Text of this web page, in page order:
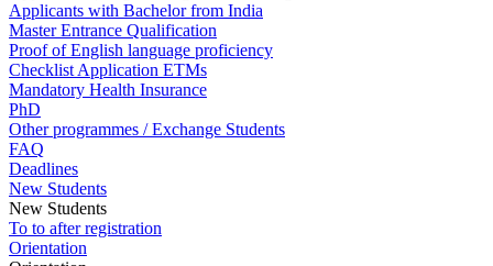
Applicants with Bachelor from India
Master Entrance Qualification
Proof of English language proficiency
Checklist Application ETMs
Mandatory Health Insurance
PhD
Other programmes / Exchange Students
FAQ
Deadlines
New Students
New Students
To to after registration
Orientation